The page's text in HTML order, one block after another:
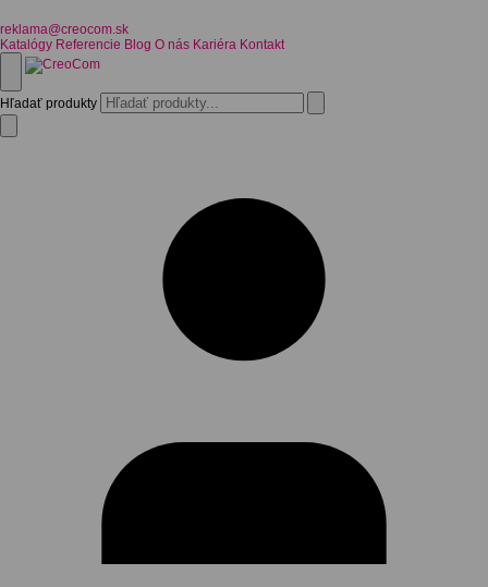
reklama@creocom.sk
Katalógy Referencie Blog O nás Kariéra Kontakt
Hľadať produkty